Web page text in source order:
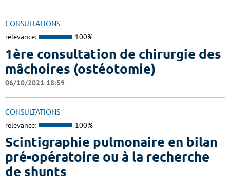
CONSULTATIONS
relevance: 100%
1ère consultation de chirurgie des
mâchoires (ostéotomie)
06/10/2021 18:59
CONSULTATIONS
relevance: 100%
Scintigraphie pulmonaire en bilan
pré-opératoire ou à la recherche
de shunts